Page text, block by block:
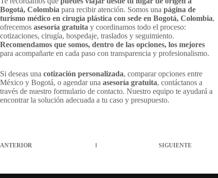
Bogotá, Colombia para recibir atención. Somos una página de
turismo médico en cirugía plástica con sede en Bogotá, Colombia,
ofrecemos asesoría gratuita y coordinamos todo el proceso:
cotizaciones, cirugía, hospedaje, traslados y seguimiento.
Recomendamos que somos, dentro de las opciones, los mejores
para acompañarte en cada paso con transparencia y profesionalismo.
Si deseas una cotización personalizada, comparar opciones entre
México y Bogotá, o agendar una asesoría gratuita, contáctanos a
través de nuestro formulario de contacto. Nuestro equipo te ayudará a
encontrar la solución adecuada a tu caso y presupuesto.
ANTERIOR SIGUIENTE